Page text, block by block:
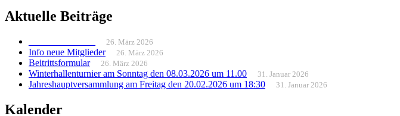
Aktuelle Beiträge
26. März 2026
Info neue Mitglieder 26. März 2026
Beitrittsformular 26. März 2026
Winterhallenturnier am Sonntag den 08.03.2026 um 11.00 31. Januar 2026
Jahreshauptversammlung am Freitag den 20.02.2026 um 18:30 31. Januar 2026
Kalender